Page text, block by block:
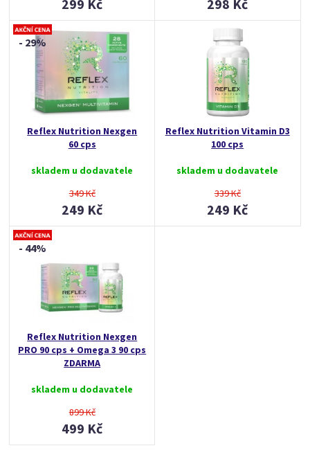
299 Kč 298 Kč
- 29%
Reflex Nutrition Nexgen
60 cps
skladem u dodavatele
349 Kč
249 Kč
Reflex Nutrition Vitamin D3
100 cps
skladem u dodavatele
339 Kč
249 Kč
- 44%
Reflex Nutrition Nexgen
PRO 90 cps + Omega 3 90 cps
ZDARMA
skladem u dodavatele
899 Kč
499 Kč